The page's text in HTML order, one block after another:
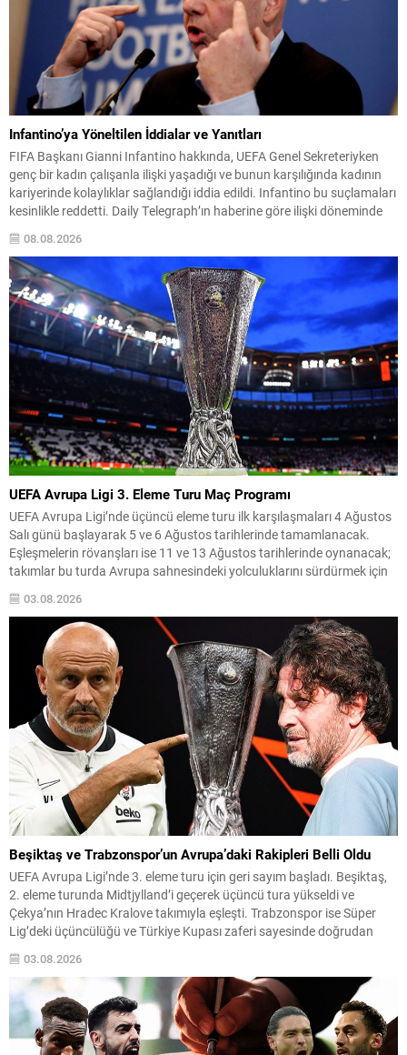
Infantino’ya Yöneltilen İddialar ve Yanıtları
FIFA Başkanı Gianni Infantino hakkında, UEFA Genel Sekreteriyken
genç bir kadın çalışanla ilişki yaşadığı ve bunun karşılığında kadının
kariyerinde kolaylıklar sağlandığı iddia edildi. Infantino bu suçlamaları
kesinlikle reddetti. Daily Telegraph’ın haberine göre ilişki döneminde
söz konusu kadının terfi aldığı, UEFA’dan ayrılırken altı haneli bir
ödeme aldığı ve MBA eğitim masraflarının...
08.08.2026
UEFA Avrupa Ligi 3. Eleme Turu Maç Programı
UEFA Avrupa Ligi’nde üçüncü eleme turu ilk karşılaşmaları 4 Ağustos
Salı günü başlayarak 5 ve 6 Ağustos tarihlerinde tamamlanacak.
Eşleşmelerin rövanşları ise 11 ve 13 Ağustos tarihlerinde oynanacak;
takımlar bu turda Avrupa sahnesindeki yolculuklarını sürdürmek için
mücadele edecekler. Beşiktaş, bu turda Çekya temsilcisi Hradec
Kralove ile eşleşti ve ilk maçını...
03.08.2026
Beşiktaş ve Trabzonspor’un Avrupa’daki Rakipleri Belli Oldu
UEFA Avrupa Ligi’nde 3. eleme turu için geri sayım başladı. Beşiktaş,
2. eleme turunda Midtjylland’i geçerek üçüncü tura yükseldi ve
Çekya’nın Hradec Kralove takımıyla eşleşti. Trabzonspor ise Süper
Lig’deki üçüncülüğü ve Türkiye Kupası zaferi sayesinde doğrudan
Eşleşmeleri ve Tarihler Beşiktaş, 3. eleme...
03.08.2026